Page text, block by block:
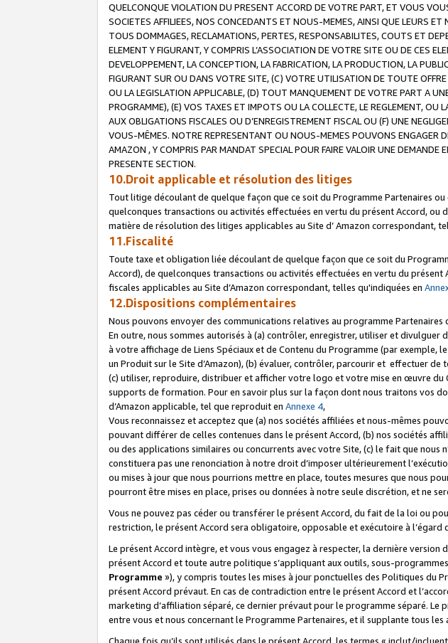
QUELCONQUE VIOLATION DU PRESENT ACCORD DE VOTRE PART, ET VOUS
SOCIETES AFFILIEES, NOS CONCEDANTS ET NOUS-MEMES, AINSI QUE LEURS
TOUS DOMMAGES, RECLAMATIONS, PERTES, RESPONSABILITES, COUTS ET
ELEMENT Y FIGURANT, Y COMPRIS L’ASSOCIATION DE VOTRE SITE OU DE CES
DEVELOPPEMENT, LA CONCEPTION, LA FABRICATION, LA PRODUCTION, LA
FIGURANT SUR OU DANS VOTRE SITE, (C) VOTRE UTILISATION DE TOUTE
OU LA LEGISLATION APPLICABLE, (D) TOUT MANQUEMENT DE VOTRE PART A
PROGRAMME), (E) VOS TAXES ET IMPOTS OU LA COLLECTE, LE REGLEMENT,
AUX OBLIGATIONS FISCALES OU D’ENREGISTREMENT FISCAL OU (F) UNE
VOUS-MÊMES. NOTRE REPRESENTANT OU NOUS-MEMES POUVONS ENGAGER
AMAZON , Y COMPRIS PAR MANDAT SPECIAL POUR FAIRE VALOIR UNE
PRESENTE SECTION.
10.Droit applicable et résolution des litiges
Tout litige découlant de quelque façon que ce soit du Programme Partenaires
quelconques transactions ou activités effectuées en vertu du présent Accord, ou
matière de résolution des litiges applicables au Site d’ Amazon correspondant,
11.Fiscalité
Toute taxe et obligation liée découlant de quelque façon que ce soit du
Accord), de quelconques transactions ou activités effectuées en vertu du
fiscales applicables au Site d’Amazon correspondant, telles qu'indiquées en
12.Dispositions complémentaires
Nous pouvons envoyer des communications relatives au programme
En outre, nous sommes autorisés à (a) contrôler, enregistrer, utiliser et
à votre affichage de Liens Spéciaux et de Contenu du Programme (par exemple,
un Produit sur le Site d’Amazon), (b) évaluer, contrôler, parcourir et effectuer
(c) utiliser, reproduire, distribuer et afficher votre logo et votre mise en œuvre du
supports de formation. Pour en savoir plus sur la façon dont nous traitons vos
d’Amazon applicable, tel que reproduit en Annexe 4,
Vous reconnaissez et acceptez que (a) nos sociétés affiliées et nous-mêmes
pouvant différer de celles contenues dans le présent Accord, (b) nos sociétés
ou des applications similaires ou concurrents avec votre Site, (c) le fait que
constituera pas une renonciation à notre droit d’imposer ultérieurement
ou mises à jour que nous pourrions mettre en place, toutes mesures que nous
pourront être mises en place, prises ou données à notre seule discrétion, et ne
Vous ne pouvez pas céder ou transférer le présent Accord, du fait de la loi ou
restriction, le présent Accord sera obligatoire, opposable et exécutoire à l’égard
Le présent Accord intègre, et vous vous engagez à respecter, la dernière
présent Accord et toute autre politique s’appliquant aux outils, sous-
Programme »), y compris toutes les mises à jour ponctuelles des Politiques du
présent Accord prévaut. En cas de contradiction entre le présent Accord et
marketing d’affiliation séparé, ce dernier prévaut pour le programme séparé.
entre vous et nous concernant le Programme Partenaires, et il supplante tous les